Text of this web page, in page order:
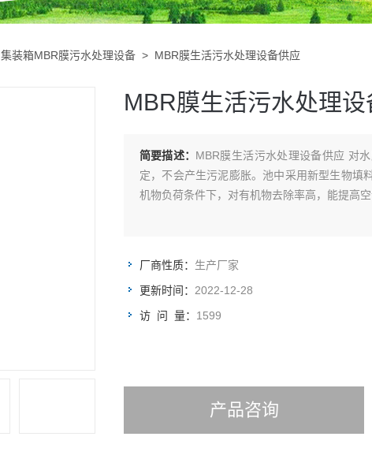
集装箱MBR膜污水处理设备 > MBR膜生活污水处理设备供应
MBR膜生活污水处理设
简要描述： MBR膜生活污水处理设备供应 对水质的适应性强，耐冲击负荷性能好，出水水质稳
定，不会产生污泥膨胀。池中采用新型生物填
机物负荷条件下，对有机物去除率高，能提高空
厂商性质： 生产厂家
更新时间： 2022-12-28
访 问 量： 1599
产品咨询